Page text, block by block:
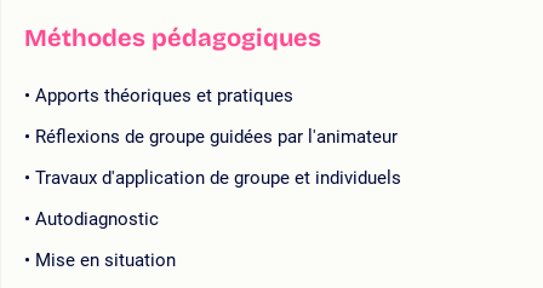
Méthodes pédagogiques
Apports théoriques et pratiques
Réflexions de groupe guidées par l'animateur
Travaux d'application de groupe et individuels
Autodiagnostic
Mise en situation